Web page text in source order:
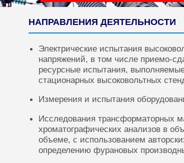
НАПРАВЛЕНИЯ ДЕЯТЕЛЬНОСТИ
Электрические испытания
напряжений, в том числе приемо-
ресурсные испытания,
стационарных высоковольтных
Измерения и испытания
Исследования трансформаторных
хроматографических анализов в
объеме, с использованием
определению фурановых